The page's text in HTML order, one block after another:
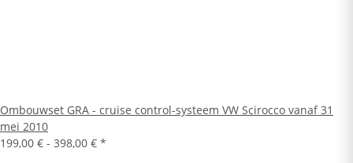
Ombouwset GRA - cruise control-systeem VW Scirocco vanaf 31
mei 2010
199,00 € - 398,00 € *